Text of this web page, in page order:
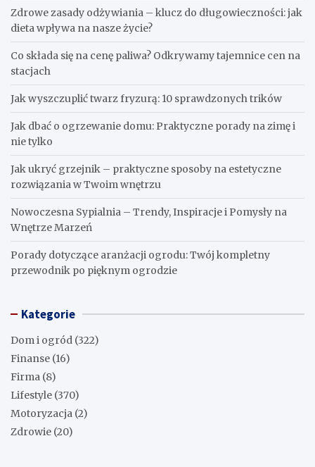
Zdrowe zasady odżywiania – klucz do długowieczności: jak
dieta wpływa na nasze życie?
Co składa się na cenę paliwa? Odkrywamy tajemnice cen na
stacjach
Jak wyszczuplić twarz fryzurą: 10 sprawdzonych trików
Jak dbać o ogrzewanie domu: Praktyczne porady na zimę i
nie tylko
Jak ukryć grzejnik – praktyczne sposoby na estetyczne
rozwiązania w Twoim wnętrzu
Nowoczesna Sypialnia – Trendy, Inspiracje i Pomysły na
Wnętrze Marzeń
Porady dotyczące aranżacji ogrodu: Twój kompletny
przewodnik po pięknym ogrodzie
Kategorie
Dom i ogród (322)
Finanse (16)
Firma (8)
Lifestyle (370)
Motoryzacja (2)
Zdrowie (20)